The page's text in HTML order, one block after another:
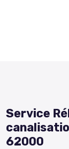
Service
62000